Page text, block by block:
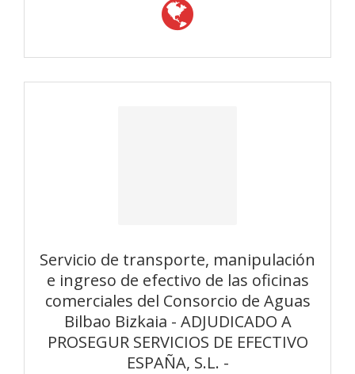
Servicio de transporte, manipulación
e ingreso de efectivo de las oficinas
comerciales del Consorcio de Aguas
Bilbao Bizkaia - ADJUDICADO A
PROSEGUR SERVICIOS DE EFECTIVO
ESPAÑA, S.L. -